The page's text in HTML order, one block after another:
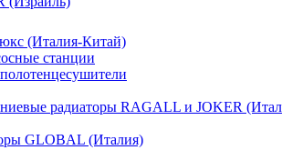
(Италия-Китай)
станции
радиаторы RAGALL и JOKER
GLOBAL (Италия)